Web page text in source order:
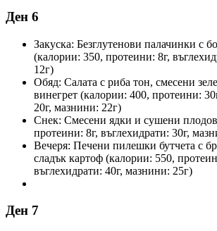
Ден 6
Закуска: Безглутенови палачинки с
(калории: 350, протеини: 8г,
12г)
Обяд: Салата с риба тон, смесени
винегрет (калории: 400, протеини:
20г, мазнини: 22г)
Снек: Смесени ядки и сушени
протеини: 8г, въглехидрати: 30г,
Вечеря: Печени пилешки бутчета с
сладък картоф (калории: 550,
въглехидрати: 40г, мазнини: 25г)
Ден 7